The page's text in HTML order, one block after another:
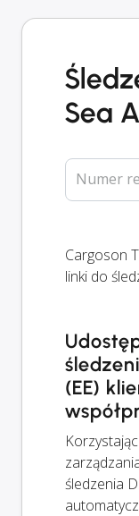
Sea
Cargoson
linki do
(EE)
śledzenia